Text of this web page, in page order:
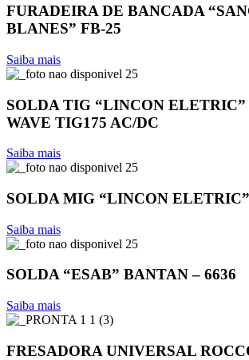
FURADEIRA DE BANCADA
BLANES” FB-25
Saiba mais
SOLDA TIG “LINCON ELETRIC”
WAVE TIG175 AC/DC
Saiba mais
SOLDA MIG “LINCON
Saiba mais
SOLDA “ESAB” BANTAN – 6636
Saiba mais
FRESADORA UNIVERSAL